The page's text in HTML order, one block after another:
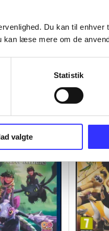
Du kan til
læse mere om de
Statistik
valgte